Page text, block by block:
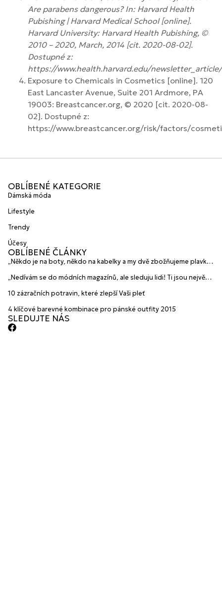
Are parabens dangerous? In: Harvard Health
Pubishing | Harvard Medical School [online].
Harvard University: Harvard Health Pubishing, ©
2010 – 2020, March, 2014 [cit. 2020-08-02].
Dostupné z:
https://www.health.harvard.edu/
Exposure to Chemicals in Cosmetics [online]. 120
East Lancaster Avenue, Suite 201 Ardmore, PA
19003: Breastcancer.org, © 2020 [cit. 2020-08-
02]. Dostupné z:
https://www.breastcancer.org/risk/factors/
OBLÍBENÉ KATEGORIE
Dámská móda
Lifestyle
Trendy
Účesy
OBLÍBENÉ ČLÁNKY
„Někdo je na boty, někdo na kabelky a my dvě zbožňujeme plavky“
HANAJANA Swimwear
„Nedívám se do módních magazínů, ale sleduju lidi! Ti jsou největší
10 zázračních potravin, které zlepší Vaši pleť
4 klíčové barevné kombinace pro pánské outfity 2015
SLEDUJTE NÁS